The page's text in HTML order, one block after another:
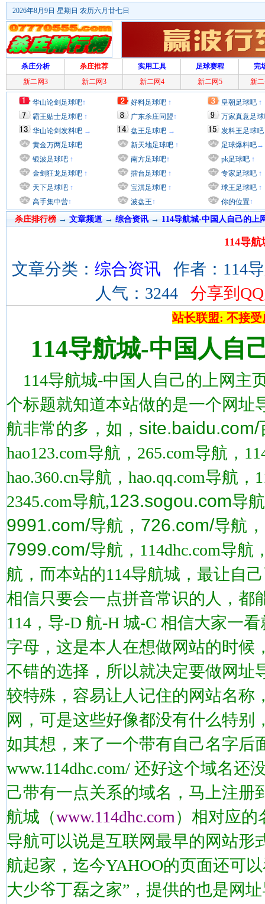
2026年8月9日 星期日 农历六月廿七日
杀庄分析 杀庄推荐 实用工具 足球赛程
完
新二网3
新二网3 新二网4 新二网5 新
华山论剑足球吧↑
霸王贴士足球吧 ↑
华山论剑发料吧 →
黄金万两足球吧
银波足球吧 ↑
金剑狂龙足球吧 ↑
天下足球吧 ↑
高手集中营↑
好料足球吧 ↑
广东杀庄同盟↑
盘王足球吧 →
新天地足球吧 ↑
南方足球吧↑
擂台足球吧 ↑
宝淇足球吧 ↑
波盘王↑
皇朝足球吧 ↑
万家真意足
发料王足球吧
足球爆料吧→
pk足球吧 ↑
专家足球吧 ↑
球王足球吧 ↑
你的位置↑
杀庄排行榜 → 文章频道→ 综合资讯 → 114导航城-中国人自己的上
114导
文章分类： 综合资讯 作者：114
人气：3244 分享到
站长联盟: 不接
114导航城-中国人自
114导航城-中国人自己的上网主
个标题就知道本站做的是一个网址
航非常的多，如，
hao123.com导航，265.com导航，
hao.360.cn导航，hao.qq.com导航，
2345.com导航,123.sogou.com导
9991.com/导航 ，726.com/导航
7999.com/导航，114dhc.com导
航，而本站的114导航城，最让自
相信只要会一点拼音常识的人，都
114，导-D 航-H 城-C 相信大家一
字母，这是本人在想做网站的时候
不错的选择，所以就决定要做网址
较特殊，容易让人记住的网站名称
网，可是这些好像都没有什么特
如其想，来了一个带有自己名字后
www.114dhc.com/ 还好这个域名
己带有一点关系的域名，马上注册
航城（www.114dhc.com）相对应的
导航可以说是互联网最早的网站形
航起家，迄今YAHOO的页面还可
大少爷丁磊之家”，提供的也是网